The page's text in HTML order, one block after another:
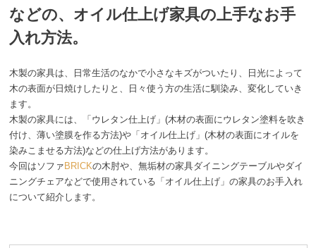
などの、オイル仕上げ家具の上手なお手
入れ方法。
木製の家具は、日常生活のなかで小さなキズがついたり、日光によって
木の表面が日焼けしたりと、日々使う方の生活に馴染み、変化していき
ます。
木製の家具には、「ウレタン仕上げ」(木材の表面にウレタン塗料を吹き
付け、薄い塗膜を作る方法)や「オイル仕上げ」(木材の表面にオイルを
染みこませる方法)などの仕上げ方法があります。
今回はソファ BRICKの木肘や、無垢材の家具ダイニングテーブルやダイ
ニングチェアなどで使用されている「オイル仕上げ」の家具のお手入れ
について紹介します。